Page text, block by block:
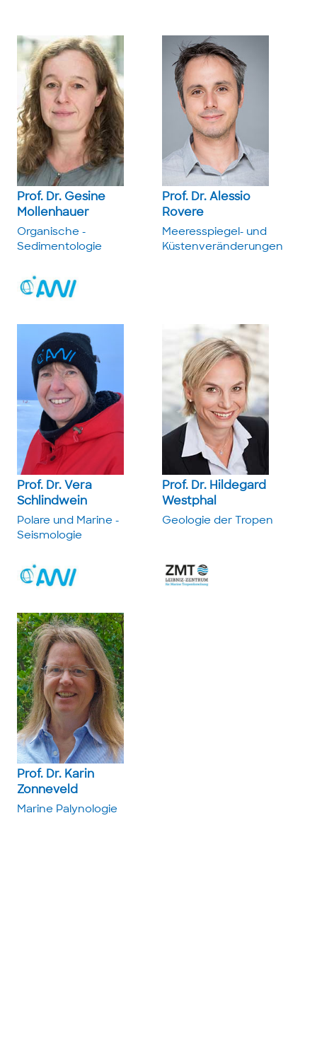
Prof. Dr. Gesine
Mollenhauer
Organische ­
Sedimentologie
Prof. Dr. Alessio
Rovere
Meeresspiegel- und
Küstenveränderungen
Prof. Dr. Vera
Schlindwein
Polare und ­Marine ­
Seismologie
Prof. Dr. Hildegard
Westphal
Geologie der Tropen
Prof. Dr. Karin
Zonneveld
Marine ­Palynologie